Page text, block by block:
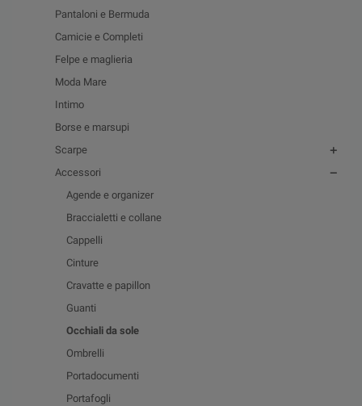
Pantaloni e Bermuda
Camicie e Completi
Felpe e maglieria
Moda Mare
Intimo
Borse e marsupi
Scarpe
Accessori
Agende e organizer
Braccialetti e collane
Cappelli
Cinture
Cravatte e papillon
Guanti
Occhiali da sole
Ombrelli
Portadocumenti
Portafogli